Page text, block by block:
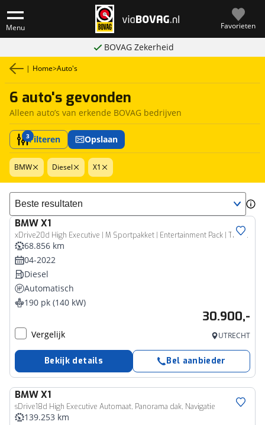
Menu Favorieten
BOVAG Zekerheid
| Home>Auto's
6 auto's gevonden
Alleen auto’s van erkende BOVAG bedrijven
3Filteren Opslaan
BMW Diesel X1
Sorteer resultaten
BMWX1
xDrive20d High Executive | M Sportpakket | Entertainment Pack | Trekhaak | Achteruitrijcamera | Active Cruise Control | 19''
68.856 km
04-2022
Diesel
Automatisch
190 pk (140 kW)
30.900,-
Vergelijk UTRECHT
Bekijk details Bel aanbieder
BMWX1
sDrive18d High Executive Automaat, Panorama dak, Navigatie
139.253 km